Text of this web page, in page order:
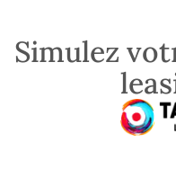
Simulez